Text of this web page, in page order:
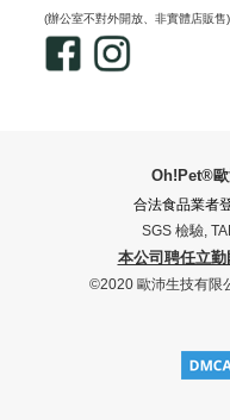
(辦公室不對外開放、非實體店販售)
Oh!Pet®歐
合法食品業者
SGS 檢驗,
本公司聘任立
©2020 歐沛生技有限